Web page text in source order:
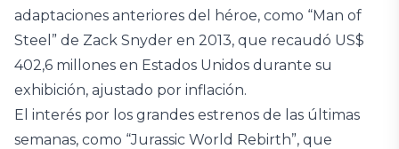
adaptaciones anteriores del héroe, como “Man of
Steel” de Zack Snyder en 2013, que recaudó US$
402,6 millones en Estados Unidos durante su
exhibición, ajustado por inflación.
El interés por los grandes estrenos de las últimas
semanas, como “Jurassic World Rebirth”, que